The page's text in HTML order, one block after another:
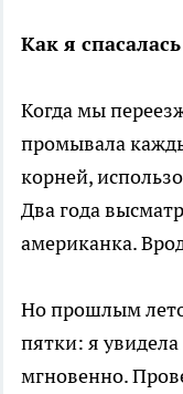
Как я
Когда мы
промывала
корней,
Два года
американка.
Но прошлым
пятки: я
мгновенно.